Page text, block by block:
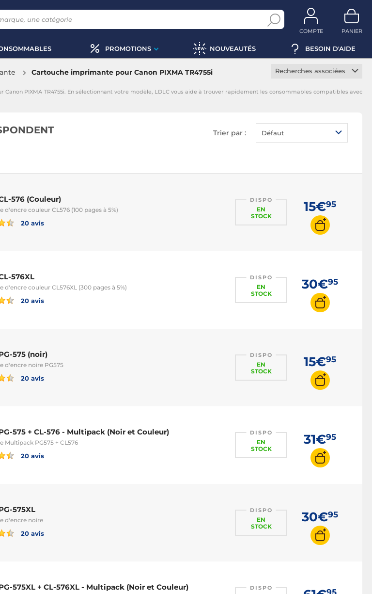
COMPTE PANIER
PROMOTIONS NOUVEAUTÉS BESOIN D'AIDE
Cartouche imprimante pour Canon PIXMA TR4755i
Recherches associées
Cartouche jaune
PIXMA TR4755i. En sélectionnant votre modèle, LDLC vous aide à trouver rapidement les consommables compatibles avec
Trier par : Défaut
576 (Couleur)
d'encre couleur CL576 (100 pages à 5%)
20 avis
DISPO
EN
STOCK
15€95
576XL
d'encre couleur CL576XL (300 pages à 5%)
20 avis
DISPO
EN
STOCK
30€95
575 (noir)
d'encre noire PG575
20 avis
DISPO
EN
STOCK
15€95
575 + CL-576 - Multipack (Noir et Couleur)
Multipack PG575 + CL576
20 avis
DISPO
EN
STOCK
31€95
575XL
d'encre noire
20 avis
DISPO
EN
STOCK
30€95
575XL + CL-576XL - Multipack (Noir et Couleur) DISPO